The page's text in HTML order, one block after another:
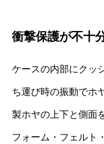
衝撃保護が不十
ケースの内部にクッ
ち運び時の振動でホ
製ホヤの上下と側面
フォーム・フェルト